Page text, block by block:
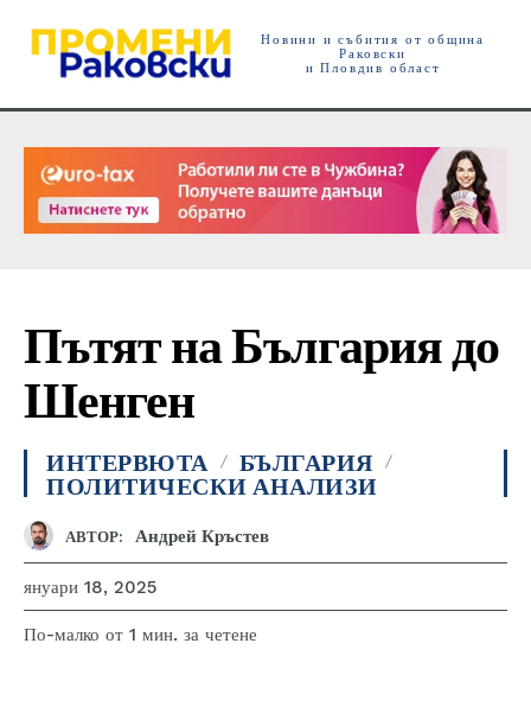
Новини и събития от община
Раковски
и Пловдив област
Пътят на България до
Шенген
ИНТЕРВЮТА
БЪЛГАРИЯ
ПОЛИТИЧЕСКИ АНАЛИЗИ
АВТОР: Андрей Кръстев
януари 18, 2025
По-малко от 1 мин. за четене